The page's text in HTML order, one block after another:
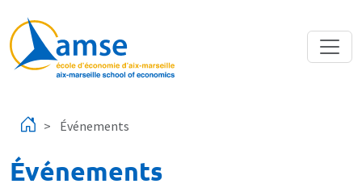
Événements
Événements